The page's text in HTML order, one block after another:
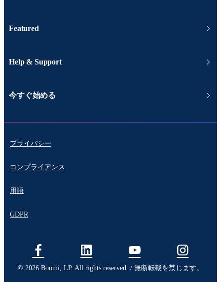
Featured
Help & Support
今すぐ始める
プライバシー
コンプライアンス
用語
GDPR
© 2026 Boomi, LP. All rights reserved. / 無断転載を禁じます。